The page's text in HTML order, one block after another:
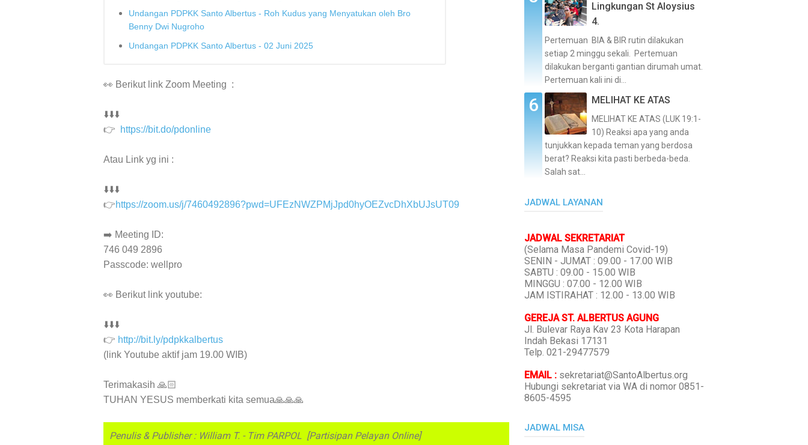
Undangan PDPKK Santo Albertus - Roh Kudus yang Menyatukan oleh Bro
Benny Dwi Nugroho
Undangan PDPKK Santo Albertus - 02 Juni 2025
👀 Berikut link Zoom Meeting :
⬇️⬇️⬇️
👉
https://bit.do/pdonline
Atau Link yg ini :
⬇️⬇️⬇️
👉https://zoom.us/j/7460492896?pwd=UFEzNWZPMjJpd0hyOEZvcDhXbUJsUT09
➡️ Meeting ID:
746 049 2896
Passcode: wellpro
👀 Berikut link youtube:
⬇️⬇️⬇️
👉 http://bit.ly/pdpkkalbertus
(link Youtube aktif jam 19.00 WIB)
Terimakasih 🙏🏻
TUHAN YESUS memberkati kita semua🙏🙏🙏
Penulis & Publisher : William T. - Tim PARPOL [Partisipan Pelayan Online]
Lingkungan St Aloysius
4.
Pertemuan BIA & BIR rutin dilakukan
setiap 2 minggu sekali. Pertemuan
dilakukan berganti gantian dirumah umat.
Pertemuan kali ini di...
MELIHAT KE ATAS
MELIHAT KE ATAS (LUK 19:1-
10) Reaksi apa yang anda
tunjukkan kepada teman yang berdosa
berat? Reaksi kita pasti berbeda-beda.
Salah sat...
JADWAL LAYANAN
JADWAL SEKRETARIAT
(Selama Masa Pandemi Covid-19)
SENIN - JUMAT : 09.00 - 17.00 WIB
SABTU : 09.00 - 15.00 WIB
MINGGU : 07.00 - 12.00 WIB
JAM ISTIRAHAT : 12.00 - 13.00 WIB
GEREJA ST. ALBERTUS AGUNG
Jl. Bulevar Raya Kav 23 Kota Harapan
Indah Bekasi 17131
Telp. 021-29477579
EMAIL : sekretariat@SantoAlbertus.org
Hubungi sekretariat via WA di nomor 0851-
8605-4595
JADWAL MISA